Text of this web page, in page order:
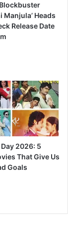
Manjula’ Heads
Release Date
2026: 5
That Give Us
Goals